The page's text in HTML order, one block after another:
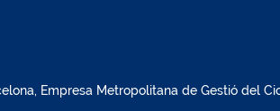
Empresa Metropolitana de Gestió del